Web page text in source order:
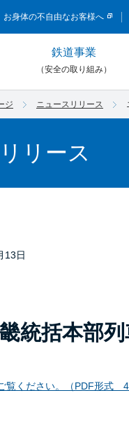
お身体の不自由なお客様へ
鉄道事業
（安全の取り組み）
ジ ニュースリリース
リース
13日
畿統括本部
覧ください。（PDF形式